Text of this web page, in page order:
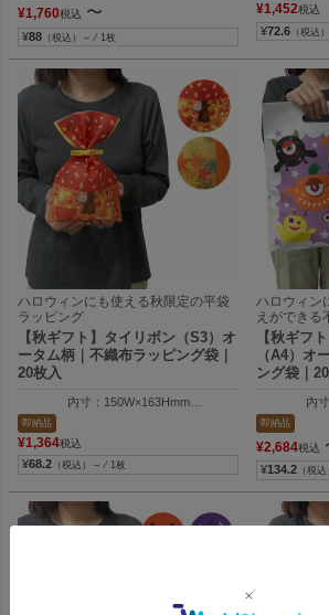
¥1,760税込 〜
¥88 （税込）～ ⁄ 1枚
¥1,452税込
¥72.6 （税込
ハロウィンにも使える秋限定の平袋
ラッピング
【秋ギフト】タイリボン（S3）オ
ータム柄｜不織布ラッピング袋｜
20枚入
内寸：150W×163Hmm
即納品
¥1,364税込
¥68.2 （税込）～ ⁄ 1枚
ハロウィン
えができる
【秋ギフ
（A4）オ
ング袋｜
内
即納品
¥2,684税込
¥134.2 （税